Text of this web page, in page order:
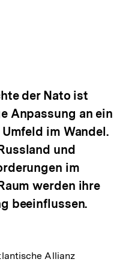
der Nato ist
Anpassung an ein
im Wandel.
und
im
werden ihre
beeinflussen.
Allianz